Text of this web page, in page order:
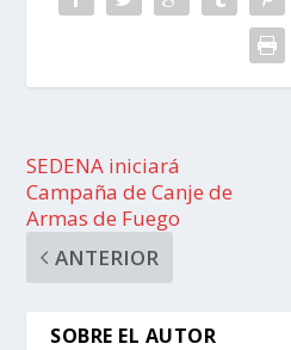
SEDENA iniciará
Campaña de Canje de
Armas de Fuego
ANTERIOR
SOBRE EL AUTOR